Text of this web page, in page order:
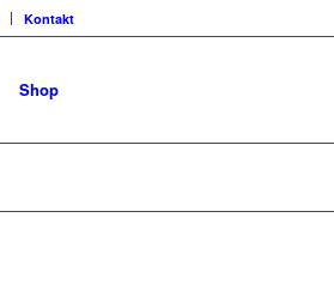
Kontakt
Shop